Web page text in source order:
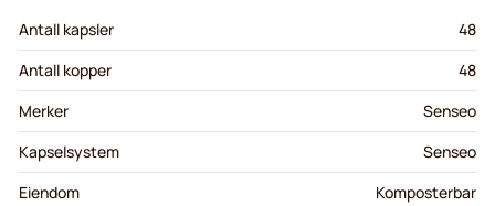
Antall kapsler
48
Antall kopper
48
Merker
Senseo
Kapselsystem
Senseo
Eiendom
Komposterbar